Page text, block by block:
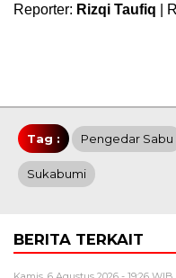
Reporter: Rizqi Taufiq |
Tag : Pengedar Sabu
Sukabumi
BERITA TERKAIT